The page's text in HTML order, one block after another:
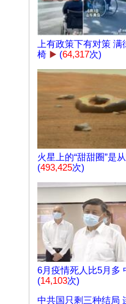
上有政策下有对策
椅 ▶️ (64,317次)
火星上的“甜甜圈”是
(493,425次)
6月疫情死人比5月多
(14,103次)
中共国只剩三种结局